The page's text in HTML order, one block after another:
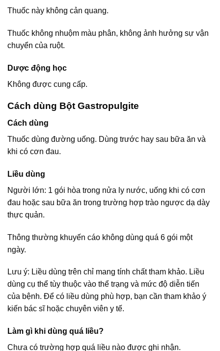
Thuốc này không cản quang.
Thuốc không nhuộm màu phân, không ảnh hưởng sự vận
chuyển của ruột.
Dược động học
Không được cung cấp.
Cách dùng Bột Gastropulgite
Cách dùng
Thuốc dùng đường uống. Dùng trước hay sau bữa ăn và
khi có cơn đau.
Liều dùng
Người lớn: 1 gói hòa trong nửa ly nước, uống khi có cơn
đau hoặc sau bữa ăn trong trường hợp trào ngược dạ dày
thực quản.
Thông thường khuyến cáo không dùng quá 6 gói một
ngày.
Lưu ý: Liều dùng trên chỉ mang tính chất tham khảo. Liều
dùng cụ thể tùy thuộc vào thể trạng và mức độ diễn tiến
của bệnh. Để có liều dùng phù hợp, bạn cần tham khảo ý
kiến bác sĩ hoặc chuyên viên y tế.
Làm gì khi dùng quá liều?
Chưa có trường hợp quá liều nào được ghi nhận.